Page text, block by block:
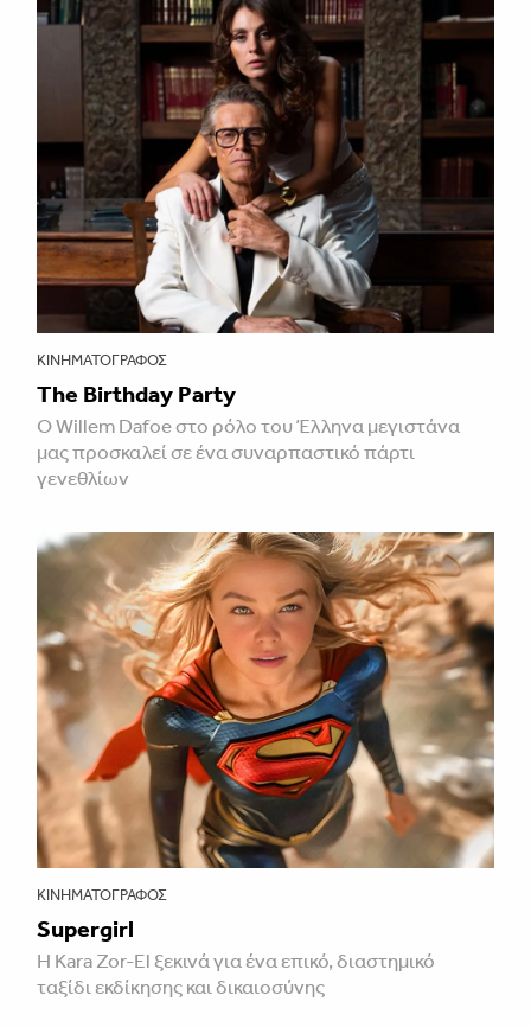
ΚΙΝΗΜΑΤΟΓΡΆΦΟΣ
The Birthday Party
Ο Willem Dafoe στο ρόλο του Έλληνα μεγιστάνα
μας προσκαλεί σε ένα συναρπαστικό πάρτι
γενεθλίων
ΚΙΝΗΜΑΤΟΓΡΆΦΟΣ
Supergirl
Η Kara Zor-El ξεκινά για ένα επικό, διαστημικό
ταξίδι εκδίκησης και δικαιοσύνης